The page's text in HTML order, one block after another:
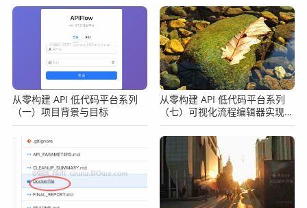
从零构建 API 低代码平台系列
（一）项目背景与目标
从零构建 API 低代码平台系列
（七）可视化流程编辑器实现
（下）